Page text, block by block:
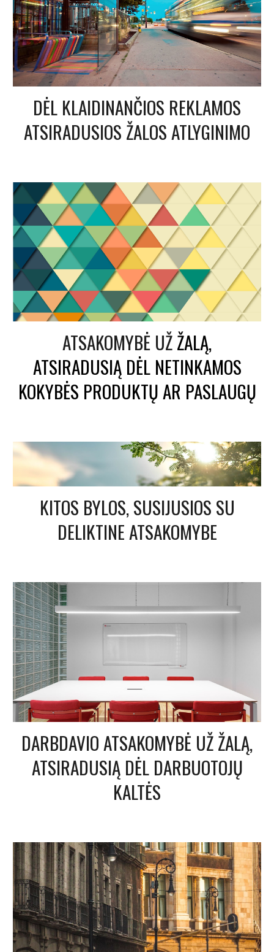
DĖL KLAIDINANČIOS REKLAMOS
ATSIRADUSIOS ŽALOS ATLYGINIMO
ATSAKOMYBĖ UŽŽALĄ,
ATSIRADUSIĄ DĖL NETINKAMOS
KOKYBĖS PRODUKTŲ AR PASLAUGŲ
KITOS BYLOS, SUSIJUSIOS SU
DELIKTINE ATSAKOMYBE
DARBDAVIO ATSAKOMYBĖ UŽ ŽALĄ,
ATSIRADUSIĄ DĖL DARBUOTOJŲ
KALTĖS